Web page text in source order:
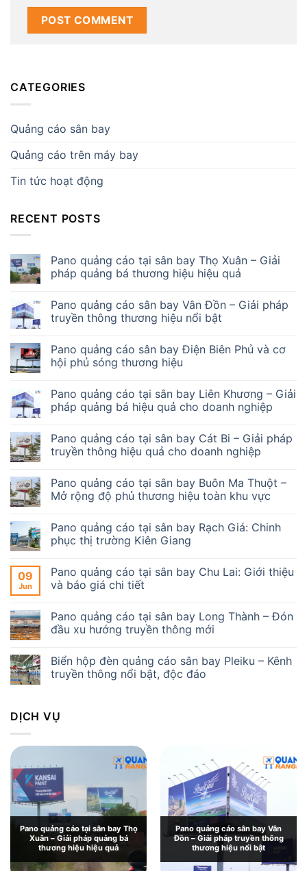
CATEGORIES
Quảng cáo sân bay
Quảng cáo trên máy bay
Tin tức hoạt động
RECENT POSTS
Pano quảng cáo tại sân bay Thọ Xuân – Giải
pháp quảng bá thương hiệu hiệu quả
Pano quảng cáo sân bay Vân Đồn – Giải pháp
truyền thông thương hiệu nổi bật
Pano quảng cáo sân bay Điện Biên Phủ và cơ
hội phủ sóng thương hiệu
Pano quảng cáo tại sân bay Liên Khương – Giải
pháp quảng bá hiệu quả cho doanh nghiệp
Pano quảng cáo tại sân bay Cát Bi – Giải pháp
truyền thông hiệu quả cho doanh nghiệp
Pano quảng cáo tại sân bay Buôn Ma Thuột –
Mở rộng độ phủ thương hiệu toàn khu vực
Pano quảng cáo tại sân bay Rạch Giá: Chinh
phục thị trường Kiên Giang
09
Jun
Pano quảng cáo tại sân bay Chu Lai: Giới thiệu
và báo giá chi tiết
Pano quảng cáo tại sân bay Long Thành – Đón
đầu xu hướng truyền thông mới
Biển hộp đèn quảng cáo sân bay Pleiku – Kênh
truyền thông nổi bật, độc đáo
DỊCH VỤ
Pano quảng cáo tại sân bay Thọ
Xuân – Giải pháp quảng bá
thương hiệu hiệu quả
Pano quảng cáo sân bay Vân
Đồn – Giải pháp truyền thông
thương hiệu nổi bật